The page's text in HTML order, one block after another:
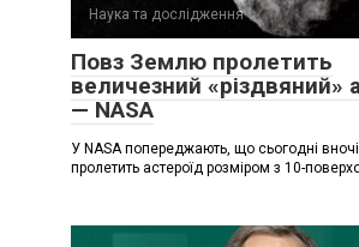
Наука та дослідження
Повз Землю пролетить
величезний «різдвяний»
— NASA
У NASA попереджають, що сьогодні
пролетить астероїд розміром з 10-